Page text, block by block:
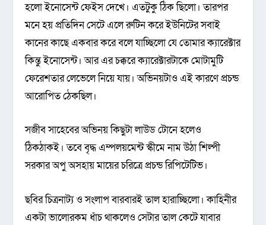
হলো ইনোসেন্ট ফেইস দেখে। এতটুকু ঠিক ছিলো। তারপর
মনে হয় প্রতিদিন সেটে এলে রুটিন করে ইউনিটের সবাই
কানের কাছে একবার করে বলে যাচ্ছিলো যে তোমার ক্যারেক্টার
কিন্তু ইনোসেন্ট। আর এর চক্করে ক্যারেক্টারটাকে মোটামুটি
ফেরেশতার লেভেলে নিয়ে যায়। অভিনয়টাও এই কারণে প্রচন্ড
আরোপিত ঠেকছিল।
সজীব সাহেবের অভিনয় কিছুটা লাউড টোনে হলেও
ঠিকঠাকই। তবে বৃদ্ধ এম্পলয়মেন্ট স্কীমে নাম উঠা শিল্পী
সরকার অপু অসহায় মায়ের চরিত্রে প্রচন্ড রিপিটেটিভ।
ছবির চিত্রনাট্য ও সংলাপ বারবারই তাল হারাচ্ছিলো। কাহিনীর
একটা ভালোরকম ধাঁচ থাকলেও সেটার তাল কেটে যাবার